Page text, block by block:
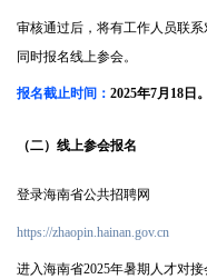
审核通过后，将有工作人员联
同时报名线上参会。
报名截止时间： 2025年7月 18 日。
（二）线上参会报名
登录海南省公共招聘网
https://zhaopin.hainan.gov.cn
进入海南省2025年暑期人才对